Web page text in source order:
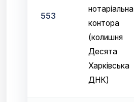
553
нотаріальна
контора
(колишня
Десята
Харківська
ДНК)